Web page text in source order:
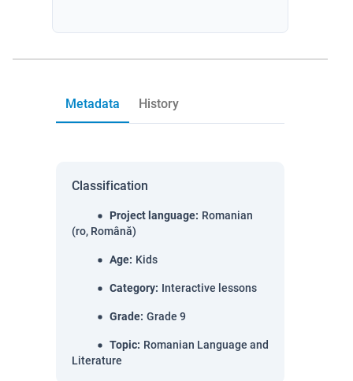
Metadata History
Classification
Project language: Romanian
(ro, Română)
Age: Kids
Category: Interactive lessons
Grade: Grade 9
Topic: Romanian Language and
Literature